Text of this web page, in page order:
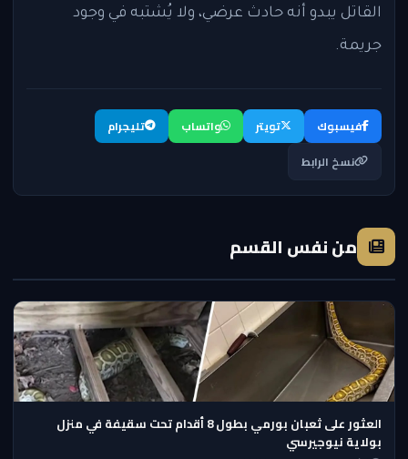
القاتل يبدو أنه حادث عرضي، ولا يُشتبه في وجود
جريمة.
فيسبوك تويتر واتساب
تليجرام
نسخ الرابط
من نفس القسم
العثور على ثعبان بورمي بطول 8 أقدام تحت سقيفة في منزل
بولاية نيوجيرسي